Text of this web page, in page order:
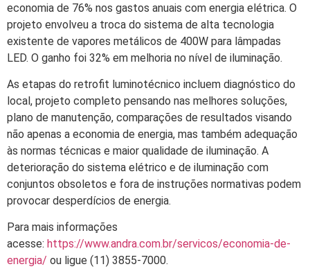
economia de 76% nos gastos anuais com energia elétrica. O
projeto envolveu a troca do sistema de alta tecnologia
existente de vapores metálicos de 400W para lâmpadas
LED. O ganho foi 32% em melhoria no nível de iluminação.
As etapas do retrofit luminotécnico incluem diagnóstico do
local, projeto completo pensando nas melhores soluções,
plano de manutenção, comparações de resultados visando
não apenas a economia de energia, mas também adequação
às normas técnicas e maior qualidade de iluminação. A
deterioração do sistema elétrico e de iluminação com
conjuntos obsoletos e fora de instruções normativas podem
provocar desperdícios de energia.
Para mais informações
acesse: https://www.andra.com.br/servicos/economia-de-
energia/ ou ligue (11) 3855-7000.